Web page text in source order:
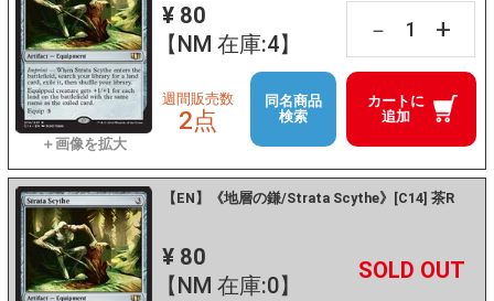
¥ 80
【NM 在庫:4】
－ +
カートに
追加
週間販売数
2点
同名商品
検索
【EN】《地層の鎌/Strata Scythe》[C14] 茶R
¥ 80
【NM 在庫:0】
－ +